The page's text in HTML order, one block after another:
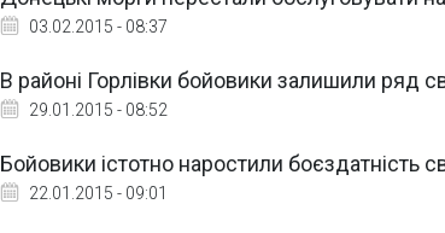
03.02.2015 - 08:37
В районі Горлівки бойовики залишили ряд
29.01.2015 - 08:52
Бойовики істотно наростили боєздатність
22.01.2015 - 09:01